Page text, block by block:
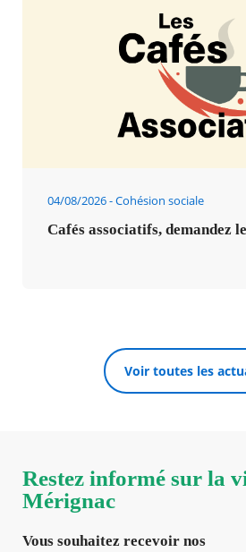
04/08/2026 Cohésion sociale
Cafés associatifs, demandez
Voir toutes les
Restez informé sur la
Mérignac
Vous souhaitez recevoir nos